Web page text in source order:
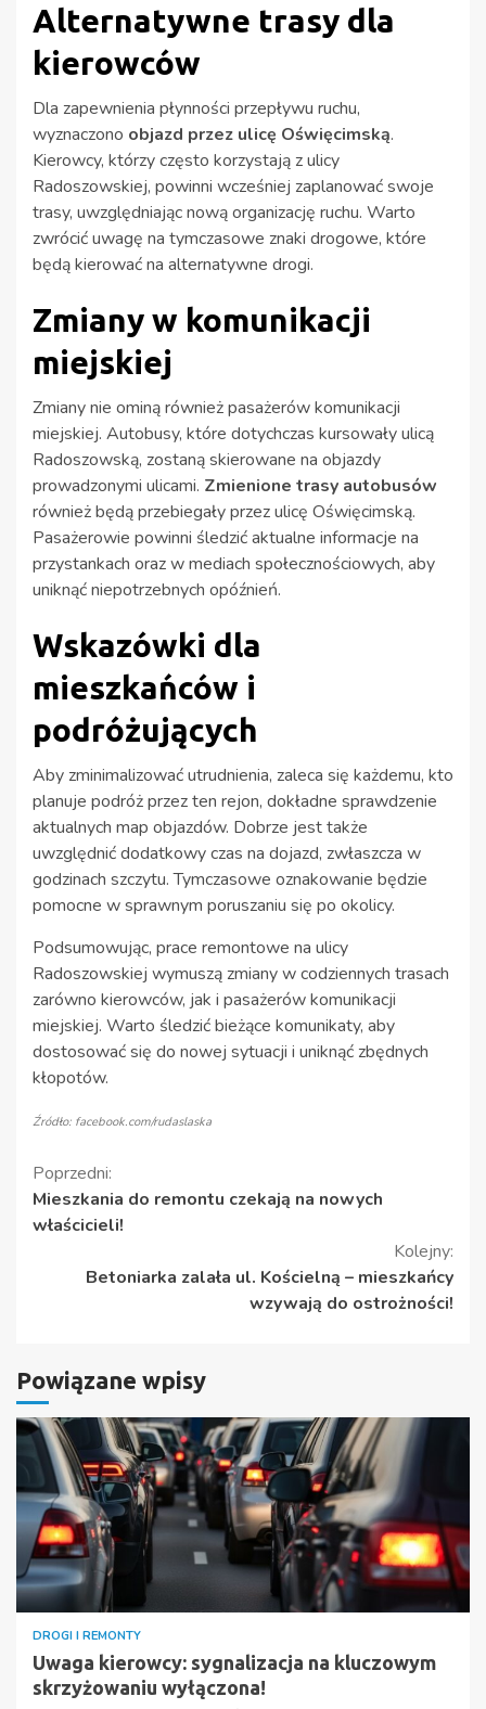
Alternatywne trasy dla
kierowców
Dla zapewnienia płynności przepływu ruchu,
wyznaczono objazd przez ulicę Oświęcimską.
Kierowcy, którzy często korzystają z ulicy
Radoszowskiej, powinni wcześniej zaplanować swoje
trasy, uwzględniając nową organizację ruchu. Warto
zwrócić uwagę na tymczasowe znaki drogowe, które
będą kierować na alternatywne drogi.
Zmiany w komunikacji
miejskiej
Zmiany nie ominą również pasażerów komunikacji
miejskiej. Autobusy, które dotychczas kursowały ulicą
Radoszowską, zostaną skierowane na objazdy
prowadzonymi ulicami. Zmienione trasy autobusów
również będą przebiegały przez ulicę Oświęcimską.
Pasażerowie powinni śledzić aktualne informacje na
przystankach oraz w mediach społecznościowych, aby
uniknąć niepotrzebnych opóźnień.
Wskazówki dla
mieszkańców i
podróżujących
Aby zminimalizować utrudnienia, zaleca się każdemu, kto
planuje podróż przez ten rejon, dokładne sprawdzenie
aktualnych map objazdów. Dobrze jest także
uwzględnić dodatkowy czas na dojazd, zwłaszcza w
godzinach szczytu. Tymczasowe oznakowanie będzie
pomocne w sprawnym poruszaniu się po okolicy.
Podsumowując, prace remontowe na ulicy
Radoszowskiej wymuszą zmiany w codziennych trasach
zarówno kierowców, jak i pasażerów komunikacji
miejskiej. Warto śledzić bieżące komunikaty, aby
dostosować się do nowej sytuacji i uniknąć zbędnych
kłopotów.
Źródło: facebook.com/rudaslaska
Kontynuuj
czytanie
Poprzedni:
Mieszkania do remontu czekają na nowych
właścicieli!
Kolejny:
Betoniarka zalała ul. Kościelną – mieszkańcy
wzywają do ostrożności!
Powiązane wpisy
DROGI I REMONTY
Uwaga kierowcy: sygnalizacja na kluczowym
skrzyżowaniu wyłączona!